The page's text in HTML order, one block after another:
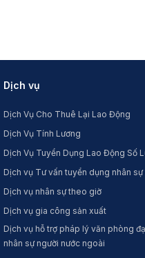
Dịch vụ
Dịch Vụ Cho Thuê Lại Lao Động
Dịch Vụ Tính Lương
Dịch Vụ Tuyển Dụng Lao Động Số
Dịch vụ Tư vấn tuyển dụng nhân
Dịch vụ nhân sự theo giờ
Dịch vụ gia công sản xuất
Dịch vụ hỗ trợ pháp lý văn phòng
nhân sự người nước ngoài